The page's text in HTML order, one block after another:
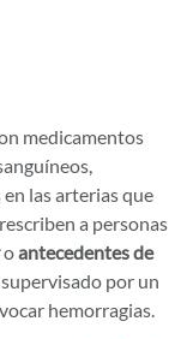
medicamentos
las arterias que
a personas
oantecedentes de
por un
hemorragias.